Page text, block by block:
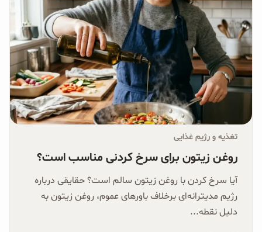
تغذیه و رژیم غذایی
روغن زیتون برای سرخ کردنی مناسب است؟
آیا سرخ کردن با روغن زیتون سالم است؟ حقایقی درباره
رژیم مدیترانه‌ای برخلاف باورهای عموم، روغن زیتون به
دلیل نقطه...